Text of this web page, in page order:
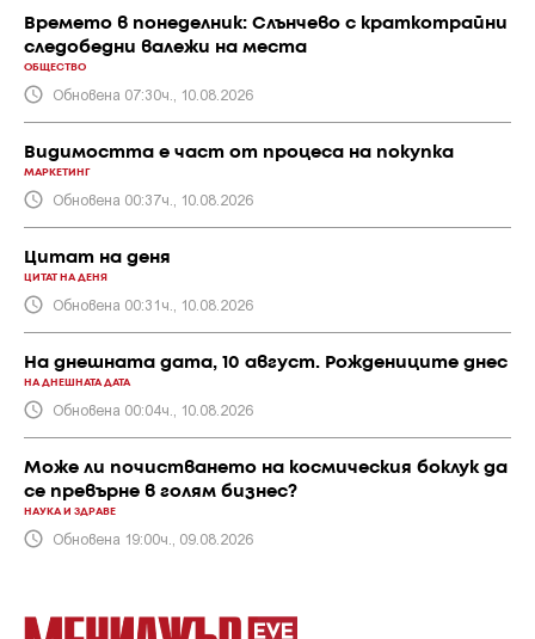
Времето в понеделник: Слънчево с краткотрайни
следобедни валежи на места
ОБЩЕСТВО
Обновена 07:30ч., 10.08.2026
Видимостта е част от процеса на покупка
МАРКЕТИНГ
Обновена 00:37ч., 10.08.2026
Цитат на деня
ЦИТАТ НА ДЕНЯ
Обновена 00:31ч., 10.08.2026
На днешната дата, 10 август. Рождениците днес
НА ДНЕШНАТА ДАТА
Обновена 00:04ч., 10.08.2026
Може ли почистването на космическия боклук да
се превърне в голям бизнес?
НАУКА И ЗДРАВЕ
Обновена 19:00ч., 09.08.2026